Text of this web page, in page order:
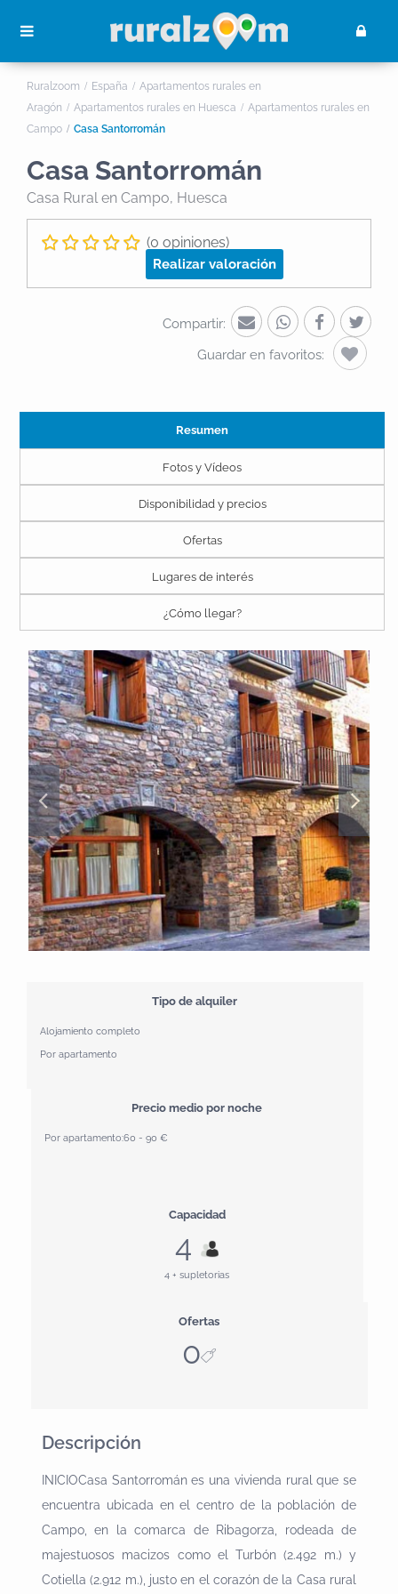
Ruralzoom España
Apartamentos rurales en
Aragón
Apartamentos rurales en Huesca
Apartamentos rurales en
Campo
Casa Santorromán
Casa Santorromán
Casa Ruralen Campo, Huesca
(0 opiniones)
Realizar valoración
Compartir:
Guardar en favoritos:
Resumen
Fotos y Vídeos
Disponibilidad y precios
Ofertas
Lugares de interés
¿Cómo llegar?
Tipo de alquiler
Alojamiento completo
Por apartamento
Precio medio por noche
Por apartamento:60 - 90 €
Capacidad
4
4 + supletorias
Ofertas
0
Descripción
INICIOCasa Santorromán es una vivienda rural que se
encuentra ubicada en el centro de la población de
Campo, en la comarca de Ribagorza, rodeada de
majestuosos macizos como el Turbón (2.492 m.) y
Cotiella (2.912 m.), justo en el corazón de la Casa rural